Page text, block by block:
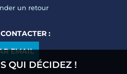
un retour
:
EMAIL
QUI DÉCIDEZ !